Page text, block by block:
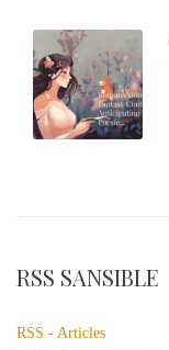
RSS SANSIBLE
RSS - Articles